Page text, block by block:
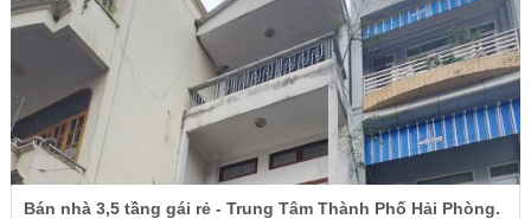
Bán nhà 3,5 tầng gái rẻ - Trung Tâm Thành Phố Hải Phòng.